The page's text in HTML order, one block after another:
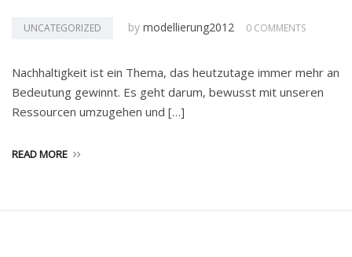
UNCATEGORIZED by modellierung2012 0 COMMENTS
Nachhaltigkeit ist ein Thema, das heutzutage immer mehr an
Bedeutung gewinnt. Es geht darum, bewusst mit unseren
Ressourcen umzugehen und […]
READ MORE